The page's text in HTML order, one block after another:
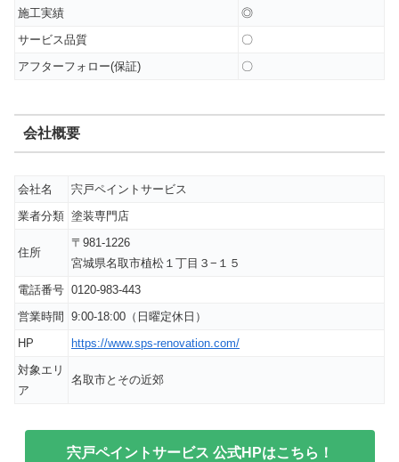
施工実績
◎
サービス品質
〇
アフターフォロー(保証)
〇
会社概要
会社名
宍戸ペイントサービス
業者分類 塗装専門店
住所
〒981-1226
宮城県名取市植松１丁目３−１５
電話番号 0120-983-443
営業時間
9:00-18:00（日曜定休日）
HP
https://www.sps-renovation.com/
対象エリ
ア
名取市とその近郊
宍戸ペイントサービス 公式HPはこちら！